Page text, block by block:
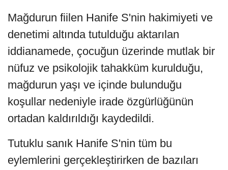
Mağdurun fiilen Hanife S'nin hakimiyeti ve
denetimi altında tutulduğu aktarılan
iddianamede, çocuğun üzerinde mutlak bir
nüfuz ve psikolojik tahakküm kurulduğu,
mağdurun yaşı ve içinde bulunduğu
koşullar nedeniyle irade özgürlüğünün
ortadan kaldırıldığı kaydedildi.
Tutuklu sanık Hanife S'nin tüm bu
eylemlerini gerçekleştirirken de bazıları